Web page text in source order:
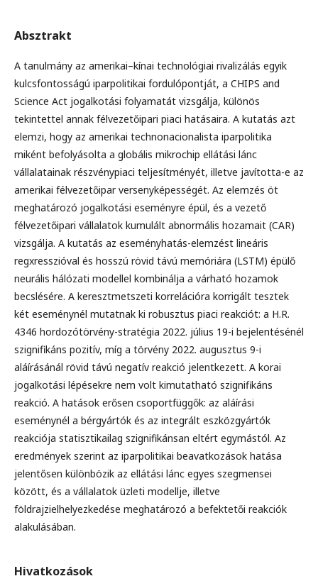
Absztrakt
A tanulmány az amerikai–kínai technológiai rivalizálás egyik
kulcsfontosságú iparpolitikai fordulópontját, a CHIPS and
Science Act jogalkotási folyamatát vizsgálja, különös
tekintettel annak félvezetőipari piaci hatásaira. A kutatás azt
elemzi, hogy az amerikai technonacionalista iparpolitika
miként befolyásolta a globális mikrochip ellátási lánc
vállalatainak részvénypiaci teljesítményét, illetve javította-e az
amerikai félvezetőipar versenyképességét. Az elemzés öt
meghatározó jogalkotási eseményre épül, és a vezető
félvezetőipari vállalatok kumulált abnormális hozamait (CAR)
vizsgálja. A kutatás az eseményhatás-elemzést lineáris
regxresszióval és hosszú rövid távú memóriára (LSTM) épülő
neurális hálózati modellel kombinálja a várható hozamok
becslésére. A keresztmetszeti korrelációra korrigált tesztek
két eseménynél mutatnak ki robusztus piaci reakciót: a H.R.
4346 hordozótörvény-stratégia 2022. július 19-i bejelentésénél
szignifikáns pozitív, míg a törvény 2022. augusztus 9-i
aláírásánál rövid távú negatív reakció jelentkezett. A korai
jogalkotási lépésekre nem volt kimutatható szignifikáns
reakció. A hatások erősen csoportfüggők: az aláírási
eseménynél a bérgyártók és az integrált eszközgyártók
reakciója statisztikailag szignifikánsan eltért egymástól. Az
eredmények szerint az iparpolitikai beavatkozások hatása
jelentősen különbözik az ellátási lánc egyes szegmensei
között, és a vállalatok üzleti modellje, illetve
földrajzielhelyezkedése meghatározó a befektetői reakciók
alakulásában.
Hivatkozások